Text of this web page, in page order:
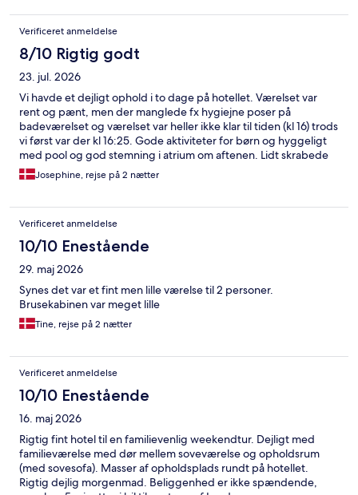
Verificeret anmeldelse
8/10 Rigtig godt
23. jul. 2026
Vi havde et dejligt ophold i to dage på hotellet. Værelset var
rent og pænt, men der manglede fx hygiejne poser på
badeværelset og værelset var heller ikke klar til tiden (kl 16) trods
vi først var der kl 16:25. Gode aktiviteter for børn og hyggeligt
med pool og god stemning i atrium om aftenen. Lidt skrabede
forhold i omklædningen ved poolen og svært med fx en baby at
klæde om, da der ingen pusleplads er. Personalet er yderst
Josephine, rejse på 2 nætter
Verificeret anmeldelse
10/10 Enestående
29. maj 2026
Synes det var et fint men lille værelse til 2 personer.
Brusekabinen var meget lille
Tine, rejse på 2 nætter
Verificeret anmeldelse
10/10 Enestående
16. maj 2026
Rigtig fint hotel til en familievenlig weekendtur. Dejligt med
familieværelse med dør mellem soveværelse og opholdsrum
(med sovesofa). Masser af opholdsplads rundt på hotellet.
Rigtig dejlig morgenmad. Beliggenhed er ikke spændende,